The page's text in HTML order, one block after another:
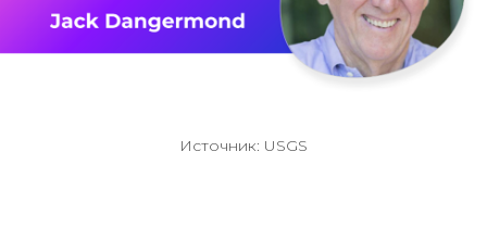
Источник: USGS